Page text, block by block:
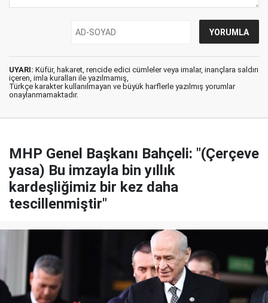
UYARI: Küfür, hakaret, rencide edici cümleler veya imalar, inançlara saldırı
içeren, imla kuralları ile yazılmamış,
Türkçe karakter kullanılmayan ve büyük harflerle yazılmış yorumlar
onaylanmamaktadır.
MHP Genel Başkanı Bahçeli: "(Çerçeve
yasa) Bu imzayla bin yıllık
kardeşliğimiz bir kez daha
tescillenmiştir"